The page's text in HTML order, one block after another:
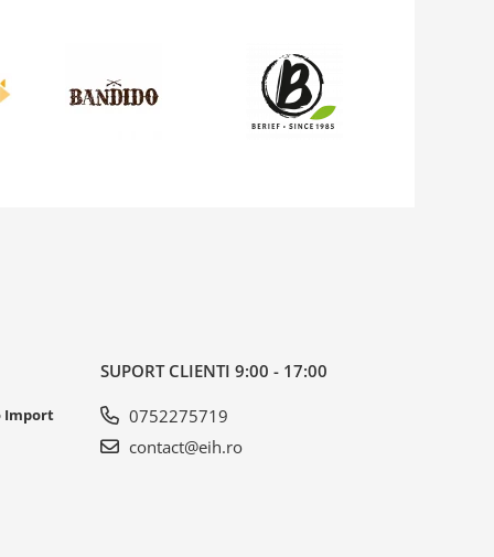
Import
SUPORT CLIENTI 9:00 - 17:00
0752275719
contact@eih.ro